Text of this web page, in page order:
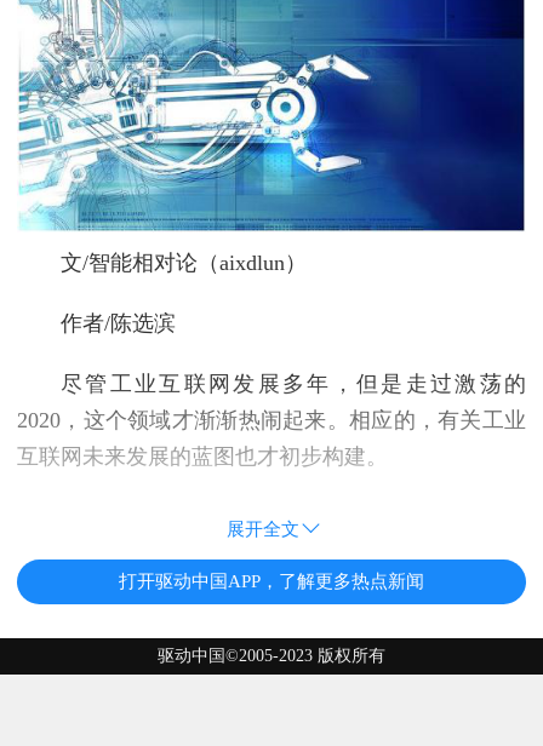
文/智能相对论（aixdlun）
作者/陈选滨
尽管工业互联网发展多年，但是走过激荡的
2020，这个领域才渐渐热闹起来。相应的，有关工业
互联网未来发展的蓝图也才初步构建。
展开全文
打开驱动中国APP，了解更多热点新闻
驱动中国©2005-2023 版权所有